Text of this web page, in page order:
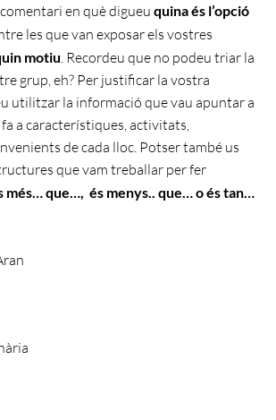
en què digueu quina és l’opció
les que van exposar els vostres
motiu . Recordeu que no podeu triar la
grup, eh? Per justificar la vostra
utilitzar la informació que vau apuntar a
a característiques, activitats,
de cada lloc. Potser també us
que vam treballar per fer
més… que…, és menys.. que… o és tan…